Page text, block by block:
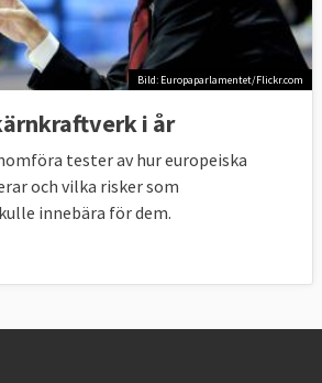
Bild: Europaparlamentet/Flickr.com
i år
tester av hur europeiska
och vilka risker som
innebära för dem.